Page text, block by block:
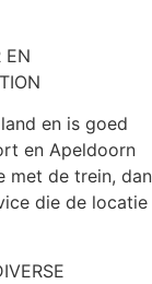
EN
en is goed
en Apeldoorn
met de trein, dan
die de locatie